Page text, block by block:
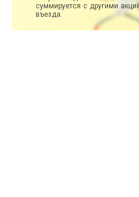
суммируется с другими
въезда.